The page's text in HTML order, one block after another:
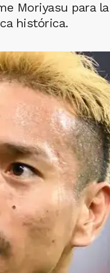
Moriyasu para
histórica.